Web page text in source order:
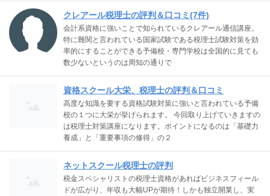
クレアール税理士の評判＆口コミ(7件)
会計系資格に強いことで知られているクレアール通信講座。
特に難関と言われている国家試験である税理士試験対策を効
率的にすることができる予備校・専門学校は全国的に見ても
数少ないというのは周知の通りで
資格スクール大栄、税理士の評判＆口コミ
高度な知識を要する資格試験対策に強いと言われている予備
校の１つに大栄が挙げられます。 今回取り上げていきますの
は税理士対策講座になります。ポイントになるのは「基礎力
養成」と「重要事項の修得」の２
ネットスクール税理士の評判
税金スペシャリストの税理士資格があればビジネスフィール
ドが広がり、年収も大幅UPが期待！しかも独立開業し、実